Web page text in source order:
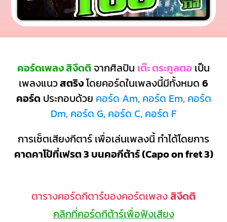
คอร์ดเพลง สิงึดติ จากศิลปิน เต๊ะ ตระกูลตอ เป็น
เพลงแนวสตริงโดยคอร์ดในเพลงนี้มีทั้งหมด 6
คอร์ด ประกอบด้วย คอร์ด Am, คอร์ด Em, คอร์ด
Dm, คอร์ด G, คอร์ด C, คอร์ด F
การเซ็ตเสียงกีตาร์ เพื่อเล่นเพลงนี้ ทำได้โดยการ
คาดคาโป้ที่เฟรต 3 บนคอกีต้าร์ (Capo on fret 3)
ตารางคอร์ดกีตาร์ของคอร์ดเพลงสิงึดติ
คลิกที่คอร์ดกีต้าร์เพื่อฟังเสียง